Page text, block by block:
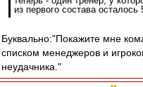
из первого состава осталось
Буквально:"Покажите мне
списком менеджеров и
неудачника."